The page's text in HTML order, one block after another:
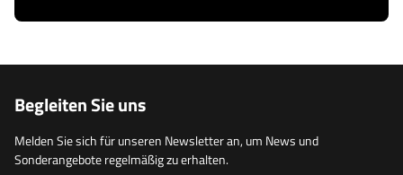
Begleiten Sie uns
Melden Sie sich für unseren Newsletter an, um News und
Sonderangebote regelmäßig zu erhalten.